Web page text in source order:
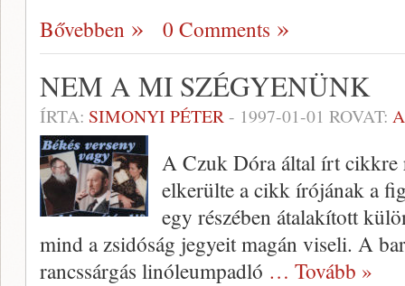
Bővebben 0 Comments
NEM A MI SZÉGYENÜNK
ÍRTA: SIMONYI PÉTER- 1997-01-01 ROVAT:
A Czuk Dóra által írt cikkre
elkerülte a cikk írójának a
egy részé­ben átalakított
mind a zsidóság jegyeit magán vi­seli. A
rancssárgás linóleumpadló … Tovább »